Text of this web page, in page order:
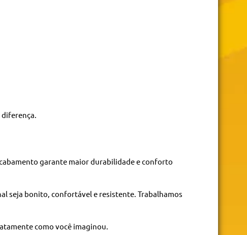
garante maior durabilidade e conforto
seja bonito, confortável e resistente. Trabalhamos
como você imaginou.